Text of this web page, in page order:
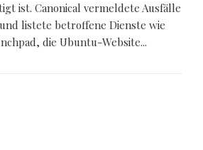
ist. Canonical vermeldete Ausfälle
listete betroffene Dienste wie
die Ubuntu-Website...